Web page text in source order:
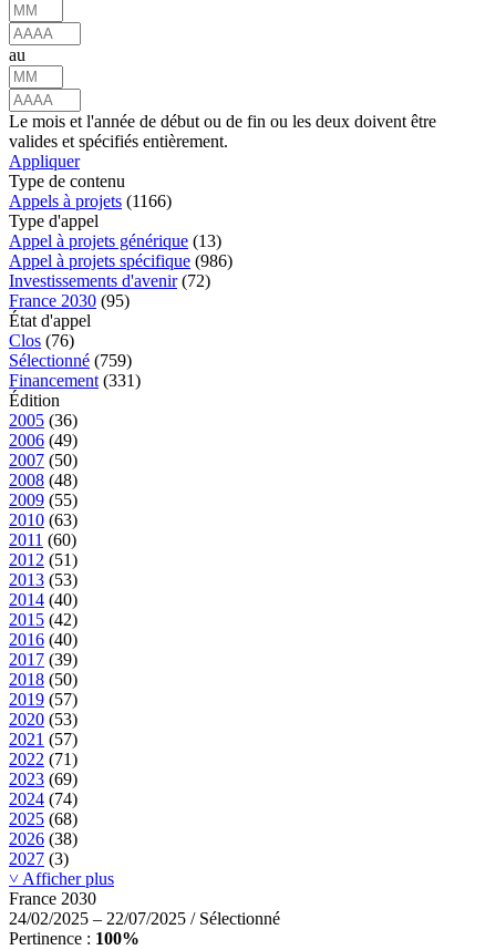
au
Le mois et l'année de début ou de fin ou les deux doivent être
valides et spécifiés entièrement.
Appliquer
Type de contenu
Appels à projets (1166)
Type d'appel
Appel à projets générique (13)
Appel à projets spécifique (986)
Investissements d'avenir (72)
France 2030 (95)
État d'appel
Clos (76)
Sélectionné (759)
Financement (331)
Édition
2005 (36)
2006 (49)
2007 (50)
2008 (48)
2009 (55)
2010 (63)
2011 (60)
2012 (51)
2013 (53)
2014 (40)
2015 (42)
2016 (40)
2017 (39)
2018 (50)
2019 (57)
2020 (53)
2021 (57)
2022 (71)
2023 (69)
2024 (74)
2025 (68)
2026 (38)
2027 (3)
˅ Afficher plus
France 2030
24/02/2025 – 22/07/2025 / Sélectionné
Pertinence : 100%